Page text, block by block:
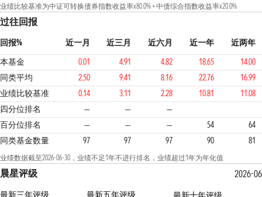
业绩比较基准为中证可转换债券指数收益率x80.0% + 中债综合指数收益率x20.0%
过往回报
回报% 近一月 近三月 近六月 近一年
近两年
本基金
0.01 4.91 4.82 18.65
14.00
同类平均
2.50 9.41 8.16 22.76
16.99
业绩比较基准
0.14 3.11 2.28 10.81
11.08
四分位排名
— — —
3 3 3
百分位排名 — — — 54
64
同类基金数量
97 97 97 90 81
业绩数据截至2026-06-30，业绩不足1年不进行排名，业绩超过1年为年化值
晨星评级 2026-06
最新三年评级 最新五年评级